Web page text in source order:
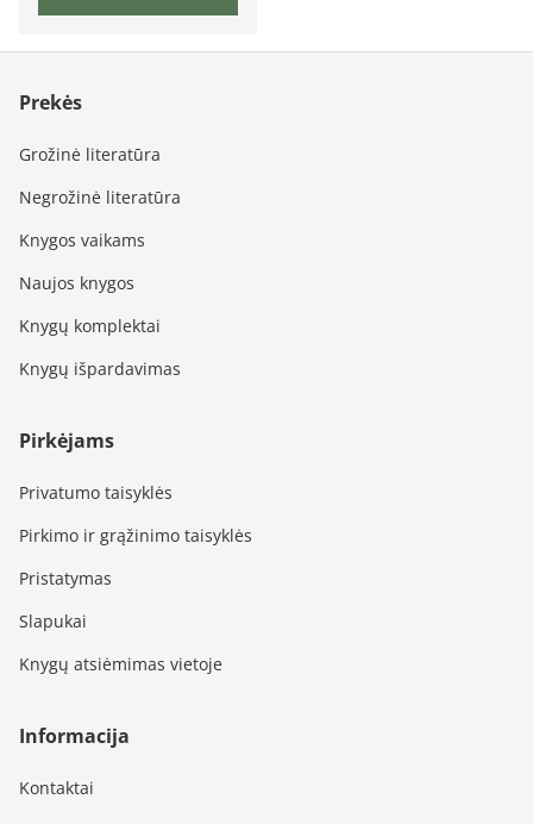
Prekės
Grožinė literatūra
Negrožinė literatūra
Knygos vaikams
Naujos knygos
Knygų komplektai
Knygų išpardavimas
Pirkėjams
Privatumo taisyklės
Pirkimo ir grąžinimo taisyklės
Pristatymas
Slapukai
Knygų atsiėmimas vietoje
Informacija
Kontaktai